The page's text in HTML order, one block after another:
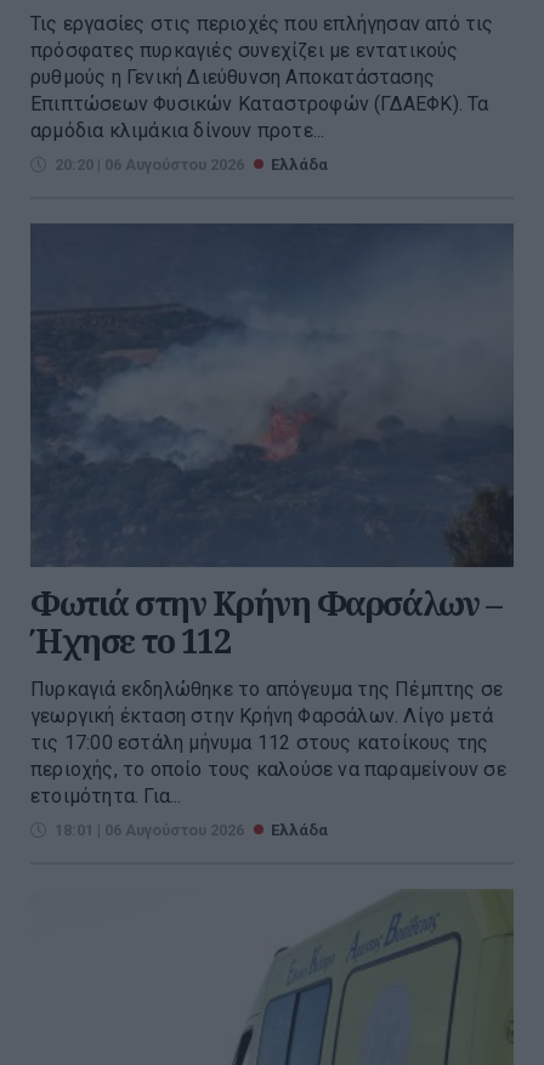
Τις εργασίες στις περιοχές που επλήγησαν από τις
πρόσφατες πυρκαγιές συνεχίζει με εντατικούς
ρυθμούς η Γενική Διεύθυνση Αποκατάστασης
Επιπτώσεων Φυσικών Καταστροφών (ΓΔΑΕΦΚ). Τα
αρμόδια κλιμάκια δίνουν προτε...
20:20 | 06 Αυγούστου 2026 Ελλάδα
Φωτιά στην Κρήνη Φαρσάλων –
Ήχησε το 112
Πυρκαγιά εκδηλώθηκε το απόγευμα της Πέμπτης σε
γεωργική έκταση στην Κρήνη Φαρσάλων. Λίγο μετά
τις 17:00 εστάλη μήνυμα 112 στους κατοίκους της
περιοχής, το οποίο τους καλούσε να παραμείνουν σε
ετοιμότητα. Για...
18:01 | 06 Αυγούστου 2026 Ελλάδα